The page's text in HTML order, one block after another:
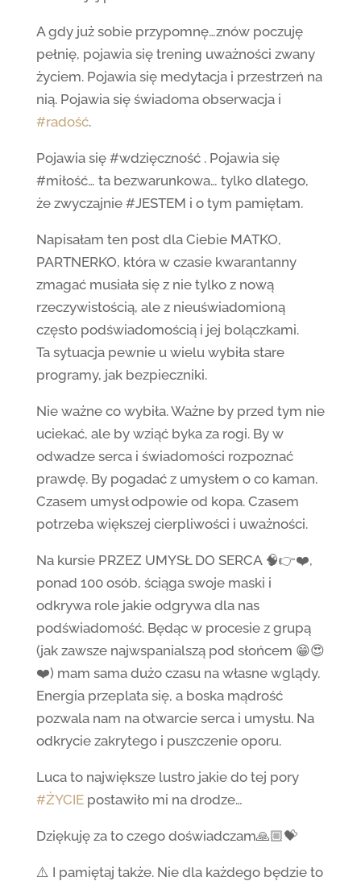
A gdy już sobie przypomnę…znów poczuję
pełnię, pojawia się trening uważności zwany
życiem. Pojawia się medytacja i przestrzeń na
nią. Pojawia się świadoma obserwacja i
#radość.
Pojawia się #wdzięczność . Pojawia się
#miłość… ta bezwarunkowa… tylko dlatego,
że zwyczajnie #JESTEM i o tym pamiętam.
Napisałam ten post dla Ciebie MATKO,
PARTNERKO, która w czasie kwarantanny
zmagać musiała się z nie tylko z nową
rzeczywistością, ale z nieuświadomioną
często podświadomością i jej bolączkami.
Ta sytuacja pewnie u wielu wybiła stare
programy, jak bezpieczniki.
Nie ważne co wybiła. Ważne by przed tym nie
uciekać, ale by wziąć byka za rogi. By w
odwadze serca i świadomości rozpoznać
prawdę. By pogadać z umysłem o co kaman.
Czasem umysł odpowie od kopa. Czasem
potrzeba większej cierpliwości i uważności.
Na kursie PRZEZ UMYSŁ DO SERCA 🧠👉❤️,
ponad 100 osób, ściąga swoje maski i
odkrywa role jakie odgrywa dla nas
podświadomość. Będąc w procesie z grupą
(jak zawsze najwspanialszą pod słońcem 😁😍
❤️) mam sama dużo czasu na własne wglądy.
Energia przeplata się, a boska mądrość
pozwala nam na otwarcie serca i umysłu. Na
odkrycie zakrytego i puszczenie oporu.
Luca to największe lustro jakie do tej pory
#ŻYCIEpostawiło mi na drodze…
Dziękuję za to czego doświadczam🙏🏼💝
⚠️ I pamiętaj także. Nie dla każdego będzie to